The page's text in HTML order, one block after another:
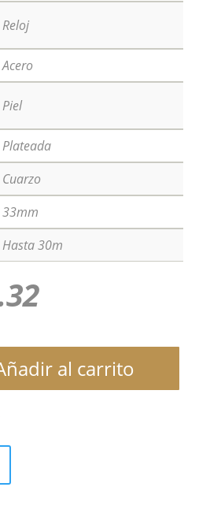
Reloj
Acero
Piel
Plateada
Cuarzo
33mm
Hasta 30m
al carrito